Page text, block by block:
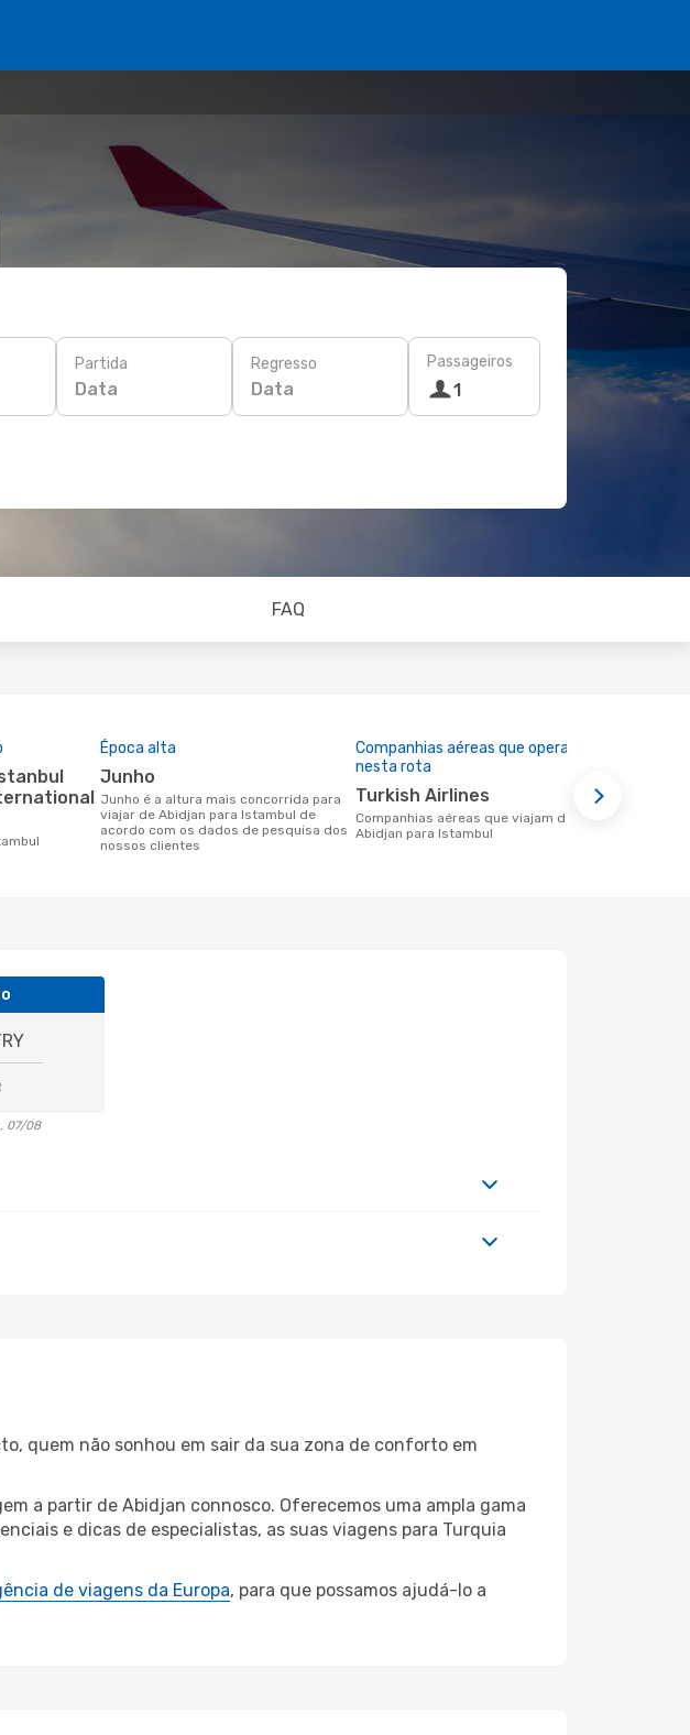
Partida
Data
Regresso
Data
Passageiros
1
FAQ
Época alta
junho
junho é a altura mais concorrida para
viajar de Abidjan para Istambul de
acordo com os dados de pesquisa dos
nossos clientes
Companhias aéreas que operam
nesta rota
Turkish Airlines
Companhias aéreas que viajam de
Abidjan para Istambul
07/08
quem não sonhou em sair da sua zona de conforto em
a partir de Abidjan connosco. Oferecemos uma ampla gama
e dicas de especialistas, as suas viagens para Turquia
de viagens da Europa, para que possamos ajudá-lo a